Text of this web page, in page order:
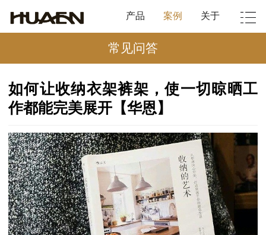
产品 案例 关于
常见问答
如何让收纳衣架裤架，使一切晾晒工
作都能完美展开【华恩】